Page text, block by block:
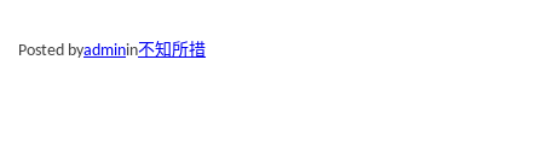
Posted byadminin不知所措